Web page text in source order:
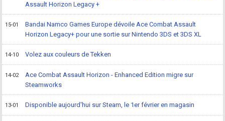
Assault Horizon Legacy +
15-01
Bandai Namco Games Europe dévoile Ace Combat Assault
Horizon Legacy+ pour une sortie sur Nintendo 3DS et 3DS XL
14-10 Volez aux couleurs de Tekken
14-02
Ace Combat Assault Horizon - Enhanced Edition migre sur
Steamworks
13-01 Disponible aujourd'hui sur Steam, le 1er février en magasin